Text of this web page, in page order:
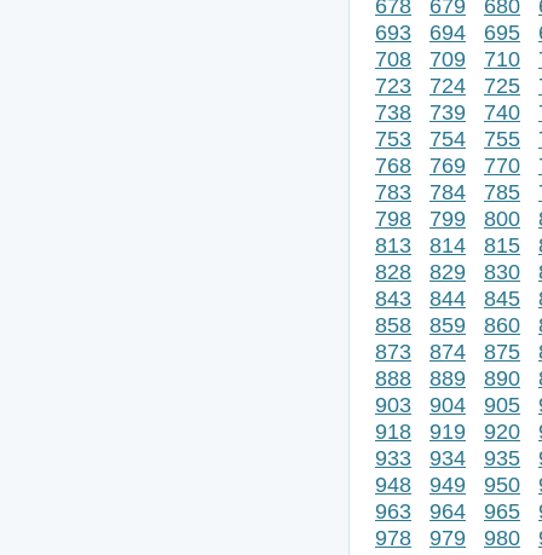
678
679 680
693
694 695
708
709 710
723
724 725
738
739 740
753
754 755
768
769 770
783
784 785
798
799 800
813
814 815
828
829 830
843
844 845
858
859 860
873
874 875
888
889 890
903
904 905
918
919 920
933
934 935
948
949 950
963
964 965
978
979 980